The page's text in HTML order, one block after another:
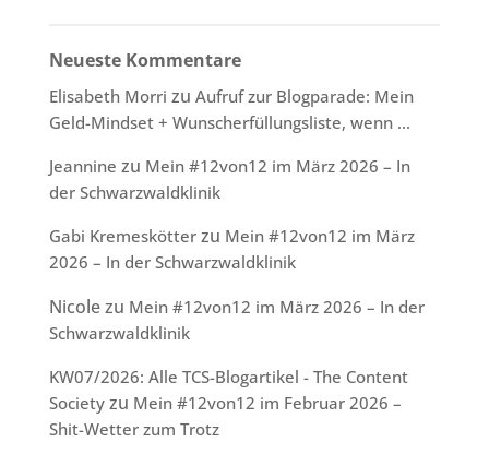
Neueste Kommentare
Elisabeth Morri zu Aufruf zur Blogparade: Mein
Geld-Mindset + Wunscherfüllungsliste, wenn …
Jeannine zu Mein #12von12 im März 2026 – In
der Schwarzwaldklinik
Gabi Kremeskötterzu Mein #12von12 im März
2026 – In der Schwarzwaldklinik
Nicolezu Mein #12von12 im März 2026 – In der
Schwarzwaldklinik
KW07/2026: Alle TCS-Blogartikel - The Content
Societyzu Mein #12von12 im Februar 2026 –
Shit-Wetter zum Trotz